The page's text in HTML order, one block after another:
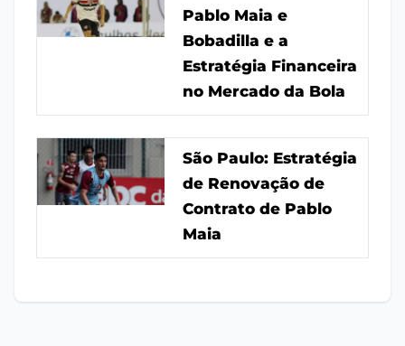
Pablo Maia e
Bobadilla e a
Estratégia Financeira
no Mercado da Bola
São Paulo: Estratégia
de Renovação de
Contrato de Pablo
Maia